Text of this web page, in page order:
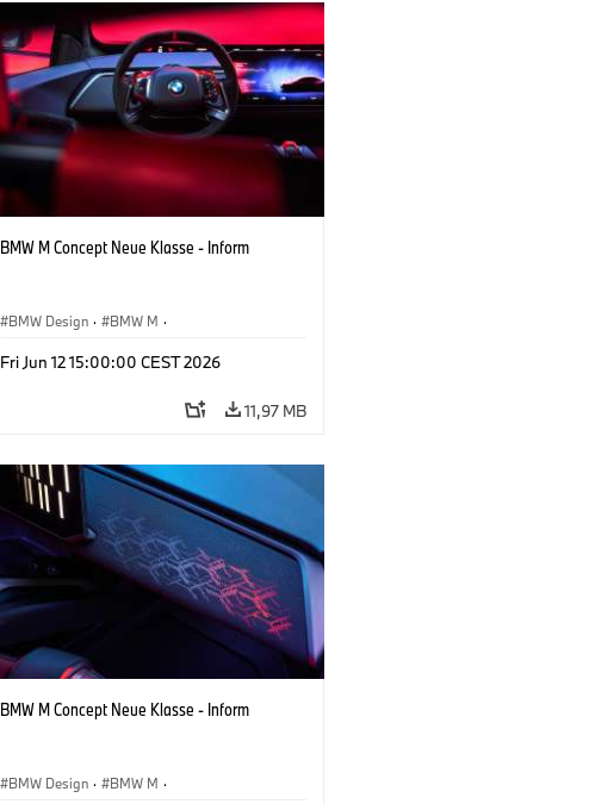
BMW M Concept Neue Klasse - Inform
BMW Design · BMW M ·
Fri Jun 12 15:00:00 CEST 2026
11,97 MB
BMW M Concept Neue Klasse - Inform
BMW Design · BMW M ·